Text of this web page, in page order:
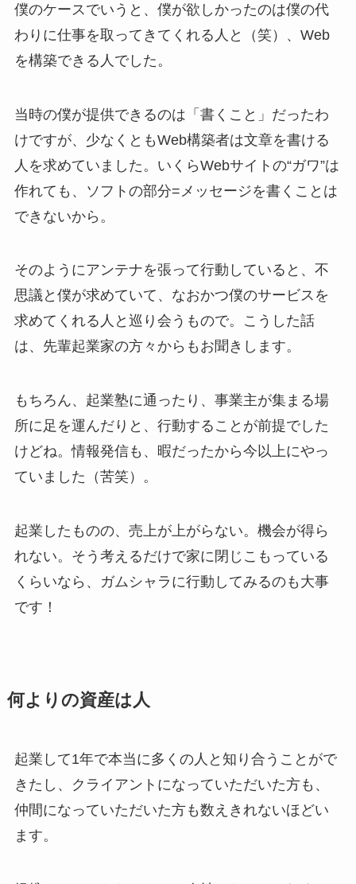
僕のケースでいうと、僕が欲しかったのは僕の代
わりに仕事を取ってきてくれる人と（笑）、Web
を構築できる人でした。
当時の僕が提供できるのは「書くこと」だったわ
けですが、少なくともWeb構築者は文章を書ける
人を求めていました。いくらWebサイトの“ガワ”は
作れても、ソフトの部分=メッセージを書くことは
できないから。
そのようにアンテナを張って行動していると、不
思議と僕が求めていて、なおかつ僕のサービスを
求めてくれる人と巡り会うもので。こうした話
は、先輩起業家の方々からもお聞きします。
もちろん、起業塾に通ったり、事業主が集まる場
所に足を運んだりと、行動することが前提でした
けどね。情報発信も、暇だったから今以上にやっ
ていました（苦笑）。
起業したものの、売上が上がらない。機会が得ら
れない。そう考えるだけで家に閉じこもっている
くらいなら、ガムシャラに行動してみるのも大事
です！
何よりの資産は人
起業して1年で本当に多くの人と知り合うことがで
きたし、クライアントになっていただいた方も、
仲間になっていただいた方も数えきれないほどい
ます。